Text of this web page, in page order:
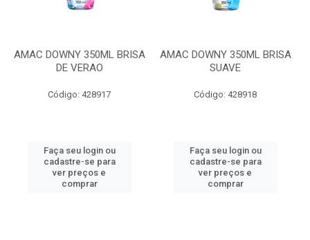
AMAC DOWNY 350ML BRISA
DE VERAO
Código: 428917
Faça seu login ou
cadastre-se para
ver preços e
comprar
AMAC DOWNY 350ML BRISA
SUAVE
Código: 428918
Faça seu login ou
cadastre-se para
ver preços e
comprar